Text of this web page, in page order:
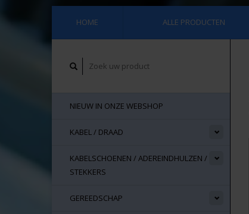
HOME ALLE PRODUCTEN
NIEUW IN ONZE WEBSHOP
KABEL / DRAAD
KABELSCHOENEN / ADEREINDHULZEN /
STEKKERS
GEREEDSCHAP